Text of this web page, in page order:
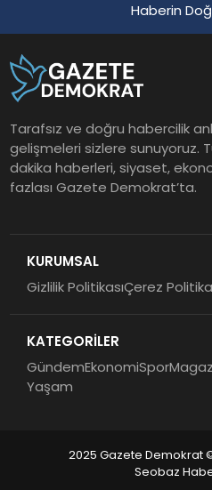
Haberin
Tarafsız ve doğru habercilik
gelişmeleri sizlere sunuyoruz.
dakika haberleri, siyaset,
fazlası Gazete Demokrat’ta.
KURUMSAL
Gizlilik PolitikasıÇerez
KATEGORİLER
GündemEkonomiSpor
Yaşam
2025 Gazete Demokrat ©
Seobaz